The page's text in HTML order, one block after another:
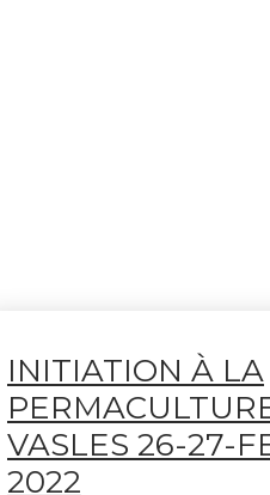
INITIATION À LA
VASLES 26-27-
2022